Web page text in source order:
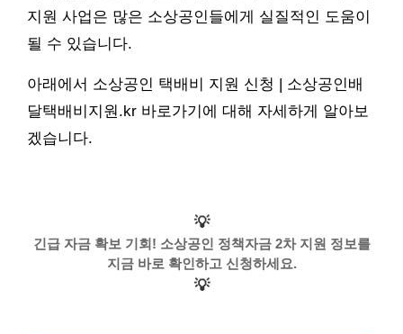
지원 사업은 많은 소상공인들에게 실질적인 도움이
될 수 있습니다.
아래에서 소상공인 택배비 지원 신청 | 소상공인배
달택배비지원.kr 바로가기에 대해 자세하게 알아보
겠습니다.
💡
긴급 자금 확보 기회! 소상공인 정책자금 2차 지원 정보를
지금 바로 확인하고 신청하세요.
💡